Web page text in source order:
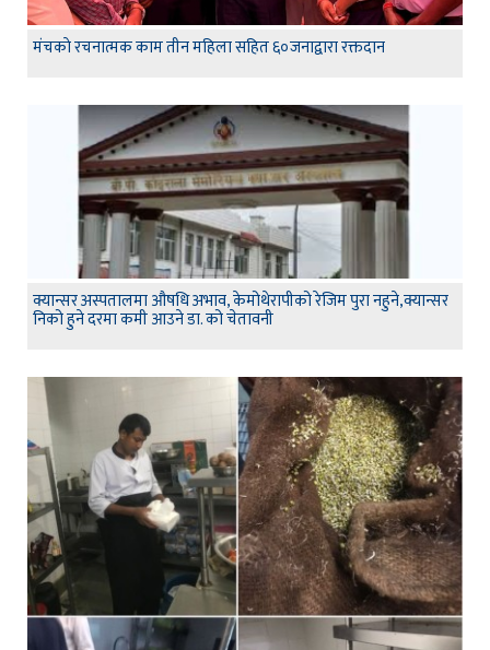
मंचकाे रचनात्मक काम तीन महिला सहित ६०जनाद्वारा रक्तदान
क्यान्सर अस्पतालमा औषधि अभाव, केमोथेरापीको रेजिम पुरा नहुने,क्यान्सर
निको हुने दरमा कमी आउने डा. को चेतावनी